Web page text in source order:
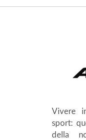
Vivere
sport:
della